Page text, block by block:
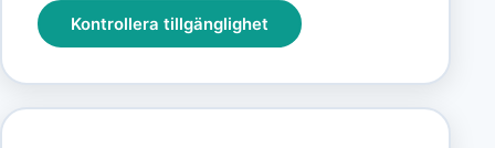
Kontrollera tillgänglighet